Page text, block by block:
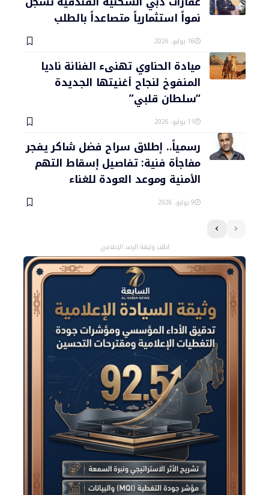
نمواً استثمارياً متصاعداً بالطلب
16 يوليو، 2026
ميادة الحناوي تهنىء الفنانة ناديا
المنفوخ لنجاح أغنيتها الجديدة
“سلطان قلبي”
11 يوليو، 2026
رسمياً.. إطلاق سراح فضل شاكر يفجر
مفاجأة فنية: تفاصيل إسقاط التهم
الأمنية وموعد العودة للغناء
9 يوليو، 2026
اطلب وثيقة الرصد الإعلامي